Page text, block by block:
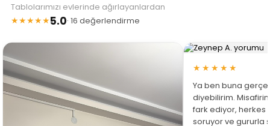
Tablolarımızı evlerinde ağırlayanlardan
★★★★★5.0· 16 değerlendirme
★★★★★
Ya ben buna
diyebilirim.
fark ediyor, herkes
soruyor ve gururla